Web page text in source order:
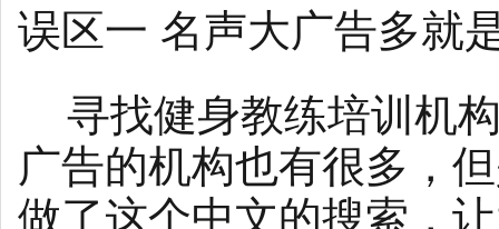
误区一 名声大广告多就
寻找健身教练培训机
广告的机构也有很多，
做了这个中文的搜索，